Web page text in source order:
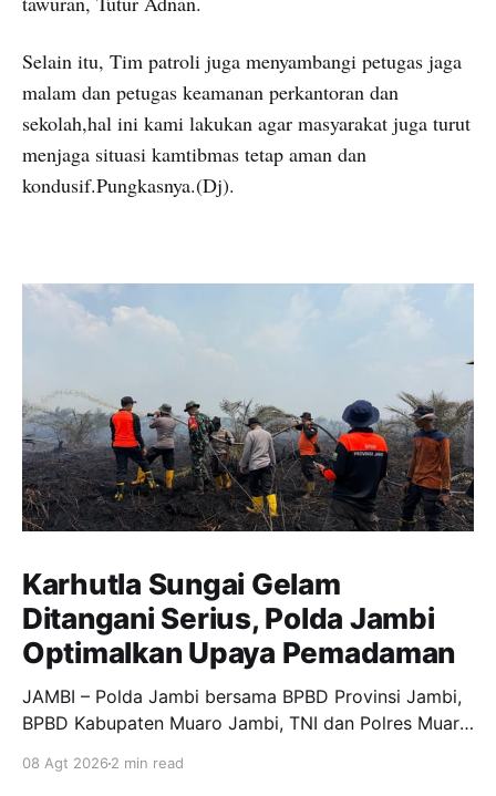
Selain itu, Tim patroli juga menyambangi petugas jaga
malam dan petugas keamanan perkantoran dan
sekolah,hal ini kami lakukan agar masyarakat juga turut
menjaga situasi kamtibmas tetap aman dan
kondusif.Pungkasnya.(Dj).
Karhutla Sungai Gelam
Ditangani Serius, Polda Jambi
Optimalkan Upaya Pemadaman
JAMBI – Polda Jambi bersama BPBD Provinsi Jambi,
BPBD Kabupaten Muaro Jambi, TNI dan Polres Muaro
pemadaman kebakaran hutan dan lahan (Karhutla) di
08 Agt 2026 2 min read